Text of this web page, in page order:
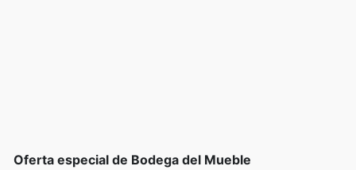
Oferta especial de Bodega del Mueble